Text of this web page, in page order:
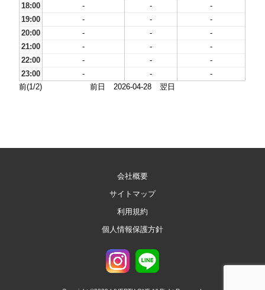
18:00
- -
-
19:00
- -
-
20:00
- -
-
21:00
- -
-
22:00
- -
-
23:00
- -
-
前(1/2)
前日 2026-04-28 翌日
会社概要
サイトマップ
利用規約
個人情報保護方針